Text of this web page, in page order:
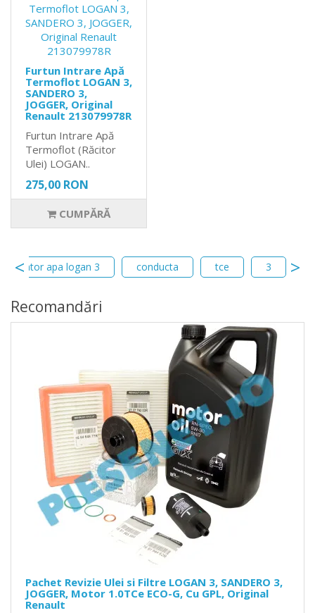
Furtun Intrare Apă
Termoflot LOGAN 3,
SANDERO 3,
JOGGER, Original
Renault 213079978R
Furtun Intrare Apă
Termoflot (Răcitor
Ulei) LOGAN..
275,00 RON
CUMPĂRĂ
radiator apa logan 3 conducta tce 3
Recomandări
Pachet Revizie Ulei si Filtre LOGAN 3, SANDERO 3,
JOGGER, Motor 1.0TCe ECO-G, Cu GPL, Original
Renault